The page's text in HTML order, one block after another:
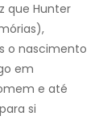
que Hunter
o nascimento
em
e até
si